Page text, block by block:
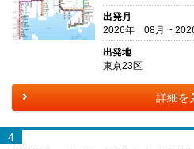
出発月
2026年 08月 ~
出発地
東京23区
詳細を
4